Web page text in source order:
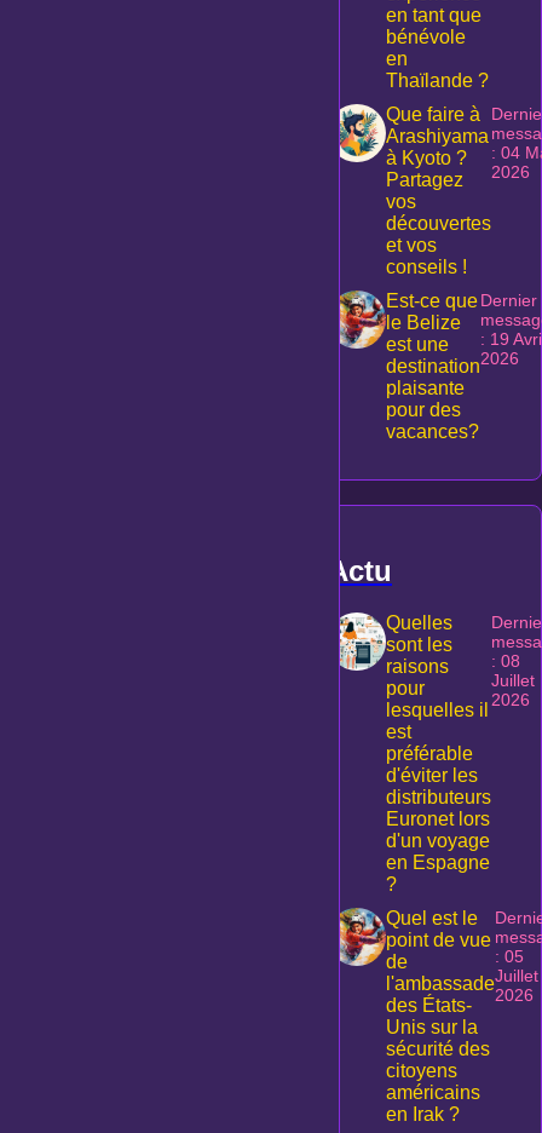
en tant que
bénévole
en
Thaïlande ?
Que faire à
Arashiyama
à Kyoto ?
Partagez
vos
découvertes
et vos
conseils !
: 04
2026
Est-ce que
le Belize
est une
destination
plaisante
pour des
vacances?
Dernier
: 19
2026
Actu
Quelles
sont les
raisons
pour
lesquelles il
est
préférable
d'éviter les
distributeurs
Euronet lors
d'un voyage
en Espagne
?
: 08
Juillet
2026
Quel est le
point de vue
de
l'ambassade
des États-
Unis sur la
sécurité des
citoyens
américains
en Irak ?
: 05
Juillet
2026